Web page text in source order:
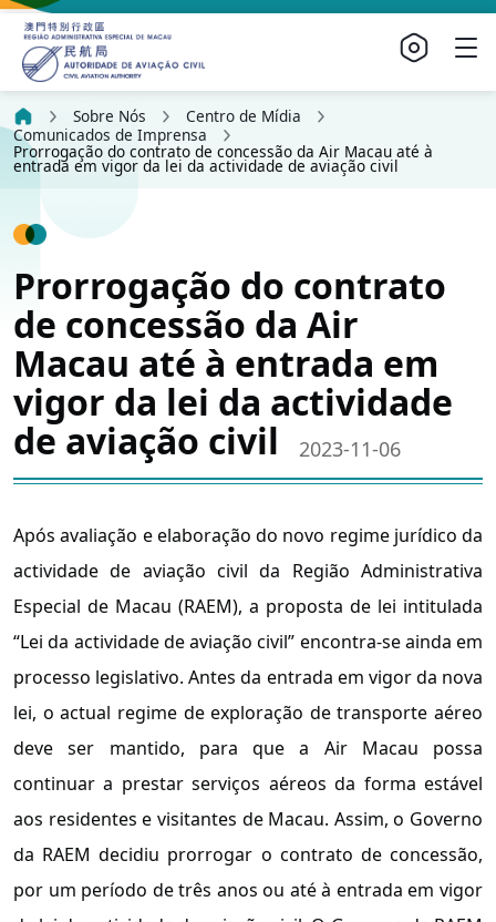
Sobre Nós
Centro de Mídia
Comunicados de Imprensa
Prorrogação do contrato de concessão da Air Macau até à
entrada em vigor da lei da actividade de aviação civil
Prorrogação do contrato
de concessão da Air
Macau até à entrada em
vigor da lei da actividade
de aviação civil
2023-11-06
Após avaliação e elaboração do novo regime jurídico da
actividade de aviação civil da Região Administrativa
Especial de Macau (RAEM), a proposta de lei intitulada
“Lei da actividade de aviação civil” encontra-se ainda em
processo legislativo. Antes da entrada em vigor da nova
lei, o actual regime de exploração de transporte aéreo
deve ser mantido, para que a Air Macau possa
continuar a prestar serviços aéreos da forma estável
aos residentes e visitantes de Macau. Assim, o Governo
da RAEM decidiu prorrogar o contrato de concessão,
por um período de três anos ou até à entrada em vigor